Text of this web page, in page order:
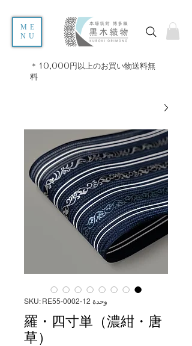
ME
NU
＊10,000円以上のお買い物送料無
料
وحدة SKU: RE55-0002-12
羅・四寸単（濃紺・唐
草）